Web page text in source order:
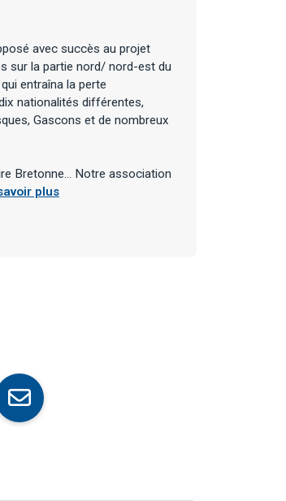
avec succès au projet
sur la partie nord/ nord-est du
entraîna la perte
nationalités différentes,
Gascons et de nombreux
Bretonne... Notre association
plus